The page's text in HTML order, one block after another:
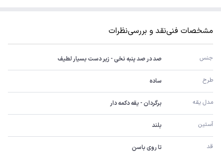
مشخصات فنینقد و بررسینظرات
جنس صد در صد پنبه نخی - زیر دست بسیار لطیف
طرح ساده
مدل یقه برگردان - یقه دکمه دار
آستین بلند
قد تا روی باسن